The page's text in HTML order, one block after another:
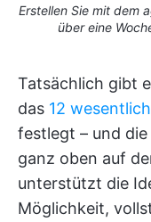
Erstellen Sie mit dem
über eine
Tatsächlich gibt
das 12
festlegt – und
ganz oben auf
unterstützt die
Möglichkeit,